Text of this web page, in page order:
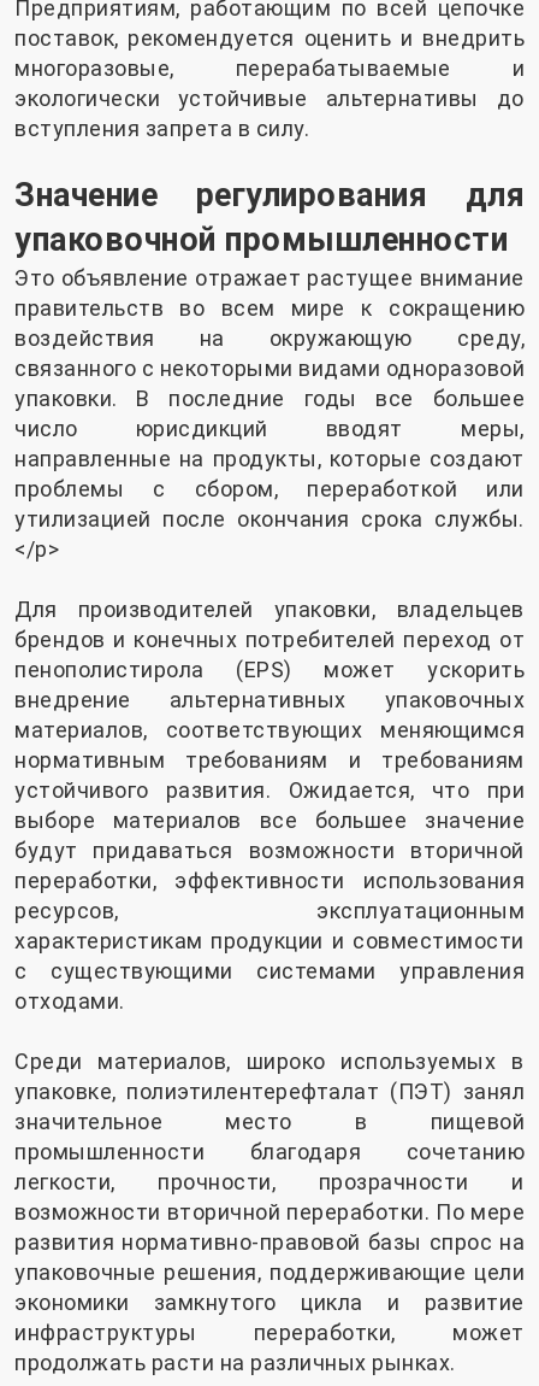
Предприятиям, работающим по всей цепочке
поставок, рекомендуется оценить и внедрить
многоразовые, перерабатываемые и
экологически устойчивые альтернативы до
вступления запрета в силу.
Значение регулирования для
упаковочной промышленности
Это объявление отражает растущее внимание
правительств во всем мире к сокращению
воздействия на окружающую среду,
связанного с некоторыми видами одноразовой
упаковки. В последние годы все большее
число юрисдикций вводят меры,
направленные на продукты, которые создают
проблемы с сбором, переработкой или
утилизацией после окончания срока службы.
</p>
Для производителей упаковки, владельцев
брендов и конечных потребителей переход от
пенополистирола (EPS) может ускорить
внедрение альтернативных упаковочных
материалов, соответствующих меняющимся
нормативным требованиям и требованиям
устойчивого развития. Ожидается, что при
выборе материалов все большее значение
будут придаваться возможности вторичной
переработки, эффективности использования
ресурсов, эксплуатационным
характеристикам продукции и совместимости
с существующими системами управления
отходами.
Среди материалов, широко используемых в
упаковке, полиэтилентерефталат (ПЭТ) занял
значительное место в пищевой
промышленности благодаря сочетанию
легкости, прочности, прозрачности и
возможности вторичной переработки. По мере
развития нормативно-правовой базы спрос на
упаковочные решения, поддерживающие цели
экономики замкнутого цикла и развитие
инфраструктуры переработки, может
продолжать расти на различных рынках.